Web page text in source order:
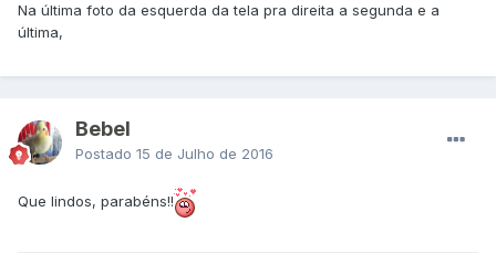
Na última foto da esquerda da tela pra direita a segunda e a
última,
Bebel
Postado 15 de Julho de 2016
Que lindos, parabéns!!